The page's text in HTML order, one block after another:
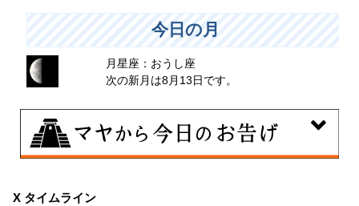
今日の月
月星座：おうし座
次の新月は8月13日です。
曖昧な気持ちで人と付き合うことはタブーとされる日。
X タイムライン